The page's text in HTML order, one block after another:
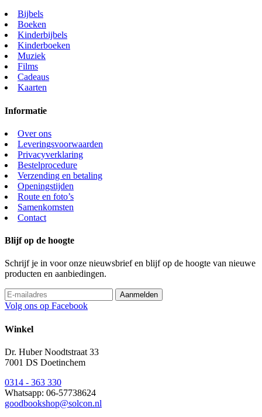
Bijbels
Boeken
Kinderbijbels
Kinderboeken
Muziek
Films
Cadeaus
Kaarten
Informatie
Over ons
Leveringsvoorwaarden
Privacyverklaring
Bestelprocedure
Verzending en betaling
Openingstijden
Route en foto’s
Samenkomsten
Contact
Blijf op de hoogte
Schrijf je in voor onze nieuwsbrief en blijf op de hoogte van nieuwe
producten en aanbiedingen.
Volg ons op Facebook
Winkel
Dr. Huber Noodtstraat 33
7001 DS Doetinchem
0314 - 363 330
Whatsapp: 06-57738624
goodbookshop@solcon.nl